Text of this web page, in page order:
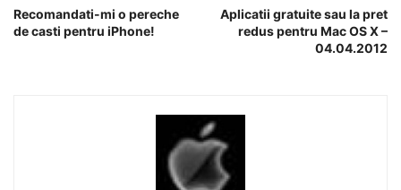
Recomandati-mi o pereche
de casti pentru iPhone!
Aplicatii gratuite sau la pret
redus pentru Mac OS X –
04.04.2012